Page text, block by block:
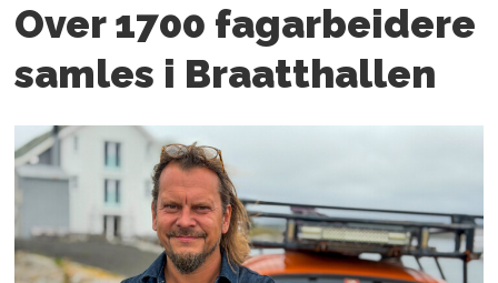
Over 1700 fagarbeidere
samles i Braatthallen